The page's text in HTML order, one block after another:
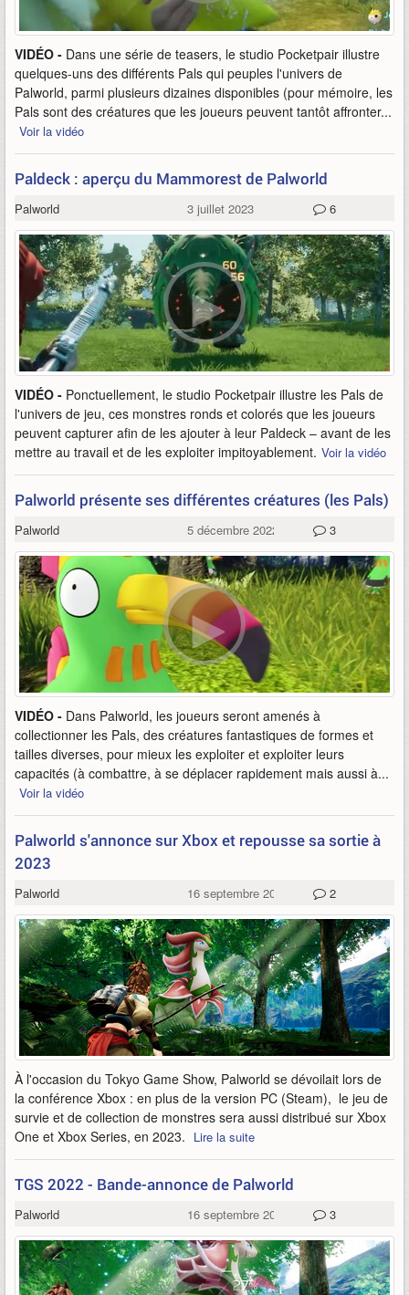
VIDÉO - Dans une série de teasers, le studio Pocketpair illustre
quelques-uns des différents Pals qui peuples l'univers de
Palworld, parmi plusieurs dizaines disponibles (pour mémoire, les
Pals sont des créatures que les joueurs peuvent tantôt affronter...
Voir la vidéo
Paldeck : aperçu du Mammorest de Palworld
Palworld 3 juillet 2023 6
VIDÉO - Ponctuellement, le studio Pocketpair illustre les Pals de
l'univers de jeu, ces monstres ronds et colorés que les joueurs
peuvent capturer afin de les ajouter à leur Paldeck – avant de les
mettre au travail et de les exploiter impitoyablement. Voir la vidéo
Palworld présente ses différentes créatures (les Pals)
Palworld 5 décembre 2022 3
VIDÉO - Dans Palworld, les joueurs seront amenés à
collectionner les Pals, des créatures fantastiques de formes et
tailles diverses, pour mieux les exploiter et exploiter leurs
capacités (à combattre, à se déplacer rapidement mais aussi à...
Voir la vidéo
Palworld s'annonce sur Xbox et repousse sa sortie à
2023
Palworld 16 septembre 2022 2
À l'occasion du Tokyo Game Show, Palworld se dévoilait lors de
la conférence Xbox : en plus de la version PC (Steam), le jeu de
survie et de collection de monstres sera aussi distribué sur Xbox
One et Xbox Series, en 2023. Lire la suite
TGS 2022 - Bande-annonce de Palworld
Palworld 16 septembre 2022 3